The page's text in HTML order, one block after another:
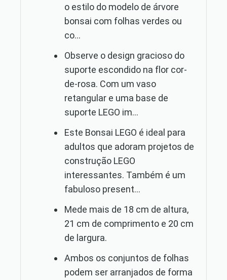
o estilo do modelo de árvore
bonsai com folhas verdes ou
co...
Observe o design gracioso do
suporte escondido na flor cor-
de-rosa. Com um vaso
retangular e uma base de
suporte LEGO im...
Este Bonsai LEGO é ideal para
adultos que adoram projetos de
construção LEGO
interessantes. Também é um
fabuloso present...
Mede mais de 18 cm de altura,
21 cm de comprimento e 20 cm
de largura.
Ambos os conjuntos de folhas
podem ser arranjados de forma